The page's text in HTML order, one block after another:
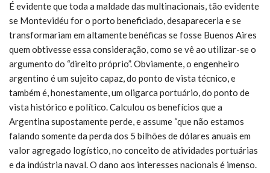
É evidente que toda a maldade das multinacionais, tão evidente
se Montevidéu for o porto beneficiado, desapareceria e se
transformariam em altamente benéficas se fosse Buenos Aires
quem obtivesse essa consideração, como se vê ao utilizar-se o
argumento do “direito próprio”. Obviamente, o engenheiro
argentino é um sujeito capaz, do ponto de vista técnico, e
também é, honestamente, um oligarca portuário, do ponto de
vista histórico e político. Calculou os benefícios que a
Argentina supostamente perde, e assume “que não estamos
falando somente da perda dos 5 bilhões de dólares anuais em
valor agregado logístico, no conceito de atividades portuárias
e da indústria naval. O dano aos interesses nacionais é imenso.